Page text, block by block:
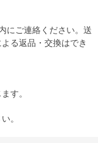
にご連絡ください。送
る返品・交換はでき
す。
。